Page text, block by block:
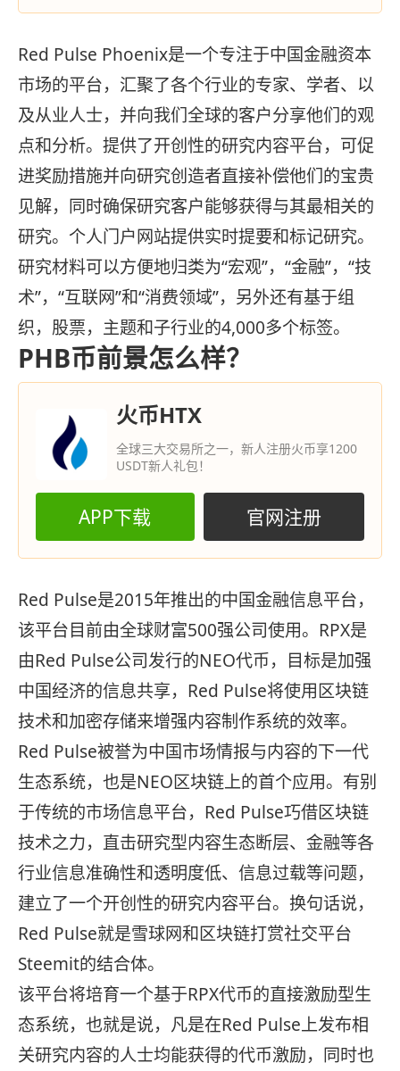
Red Pulse Phoenix是一个专注于中国金融资本
市场的平台，汇聚了各个行业的专家、学者、以
及从业人士，并向我们全球的客户分享他们的观
点和分析。提供了开创性的研究内容平台，可促
进奖励措施并向研究创造者直接补偿他们的宝贵
见解，同时确保研究客户能够获得与其最相关的
研究。个人门户网站提供实时提要和标记研究。
研究材料可以方便地归类为“宏观”，“金融”，“技
术”，“互联网”和“消费领域”，另外还有基于组
织，股票，主题和子行业的4,000多个标签。
PHB币前景怎么样？
火币HTX
全球三大交易所之一，新人注册火币享1200
USDT新人礼包！
APP下载 官网注册
Red Pulse是2015年推出的中国金融信息平台，
该平台目前由全球财富500强公司使用。RPX是
由Red Pulse公司发行的NEO代币，目标是加强
中国经济的信息共享，Red Pulse将使用区块链
技术和加密存储来增强内容制作系统的效率。
Red Pulse被誉为中国市场情报与内容的下一代
生态系统，也是NEO区块链上的首个应用。有别
于传统的市场信息平台，Red Pulse巧借区块链
技术之力，直击研究型内容生态断层、金融等各
行业信息准确性和透明度低、信息过载等问题，
建立了一个开创性的研究内容平台。换句话说，
Red Pulse就是雪球网和区块链打赏社交平台
Steemit的结合体。
该平台将培育一个基于RPX代币的直接激励型生
态系统，也就是说，凡是在Red Pulse上发布相
关研究内容的人士均能获得的代币激励，同时也